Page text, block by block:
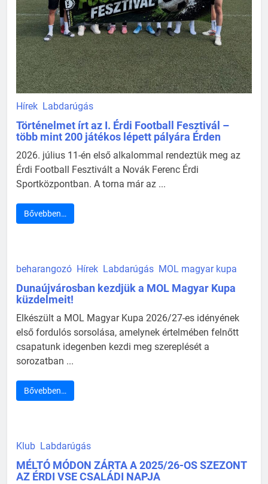
Hírek Labdarúgás
Történelmet írt az I. Érdi Football Fesztivál –
több mint 200 játékos lépett pályára Érden
2026. július 11-én első alkalommal rendeztük meg az
Érdi Football Fesztivált a Novák Ferenc Érdi
Sportközpontban. A torna már az ...
Bővebben…
beharangozó Hírek Labdarúgás MOL magyar kupa
Dunaújvárosban kezdjük a MOL Magyar Kupa
küzdelmeit!
Elkészült a MOL Magyar Kupa 2026/27-es idényének
első fordulós sorsolása, amelynek értelmében felnőtt
csapatunk idegenben kezdi meg szereplését a
sorozatban ...
Bővebben…
Klub Labdarúgás
MÉLTÓ MÓDON ZÁRTA A 2025/26-OS SZEZONT
AZ ÉRDI VSE CSALÁDI NAPJA